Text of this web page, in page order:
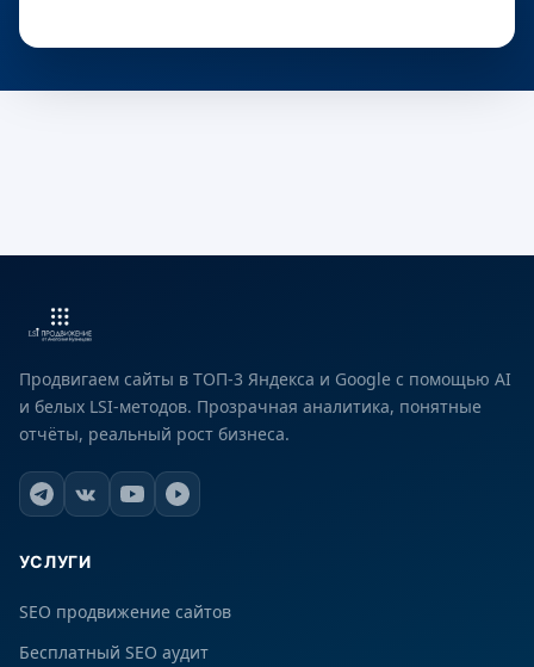
Продвигаем сайты в ТОП-3 Яндекса и Google с помощью AI
и белых LSI-методов. Прозрачная аналитика, понятные
отчёты, реальный рост бизнеса.
УСЛУГИ
SEO продвижение сайтов
Бесплатный SEO аудит